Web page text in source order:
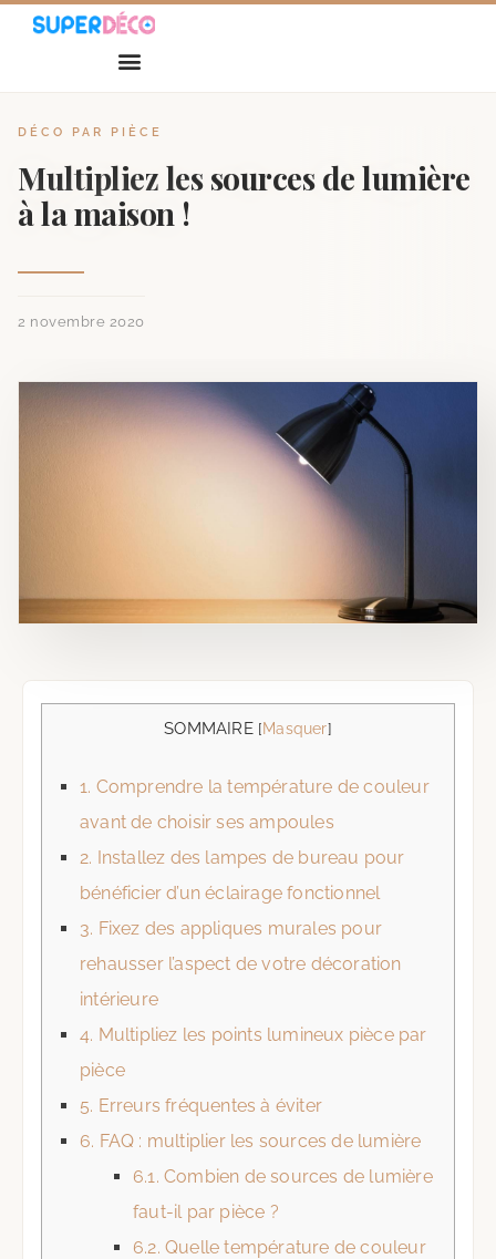
DÉCO PAR PIÈCE
Multipliez les sources de lumière
à la maison !
2 novembre 2020
SOMMAIRE [Masquer]
1. Comprendre la température de couleur
avant de choisir ses ampoules
2. Installez des lampes de bureau pour
bénéficier d’un éclairage fonctionnel
3. Fixez des appliques murales pour
rehausser l’aspect de votre décoration
intérieure
4. Multipliez les points lumineux pièce par
pièce
5. Erreurs fréquentes à éviter
6. FAQ : multiplier les sources de lumière
6.1. Combien de sources de lumière
faut-il par pièce ?
6.2. Quelle température de couleur